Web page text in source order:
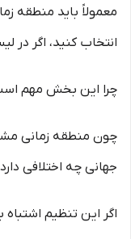
معمولاً باید منطقه
انتخاب کنید، اگر در
چرا این بخش مهم
چون منطقه زمانی
جهانی چه اختلافی
اگر این تنظیم اشتباه